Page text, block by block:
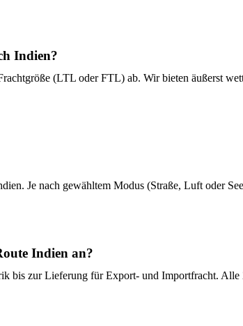
Indien?
(LTL oder FTL) ab. Wir bieten äußerst
Je nach gewähltem Modus (Straße, Luft oder
Indien an?
bis zur Lieferung für Export- und Importfracht.